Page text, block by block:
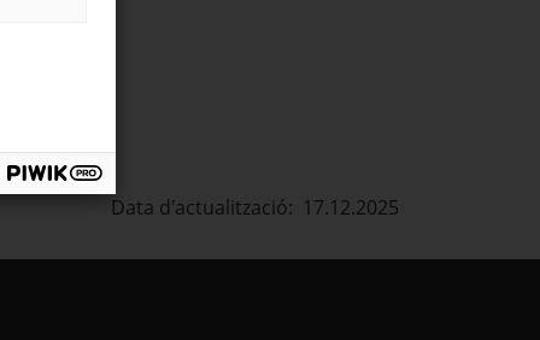
Data d'actualització: 17.12.2025